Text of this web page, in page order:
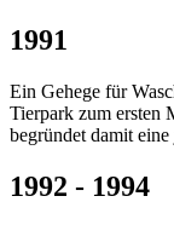
1991
Ein Gehege für
Tierpark zum ersten
begründet damit
1992 - 1994